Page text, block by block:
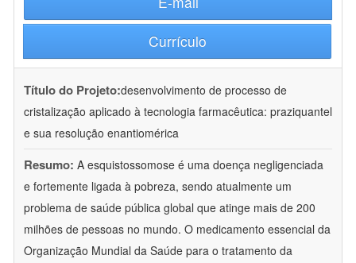
Currículo
Título do Projeto:desenvolvimento de processo de
cristalização aplicado à tecnologia farmacêutica: praziquantel
e sua resolução enantiomérica
Resumo: A esquistossomose é uma doença negligenciada
e fortemente ligada à pobreza, sendo atualmente um
problema de saúde pública global que atinge mais de 200
milhões de pessoas no mundo. O medicamento essencial da
Organização Mundial da Saúde para o tratamento da